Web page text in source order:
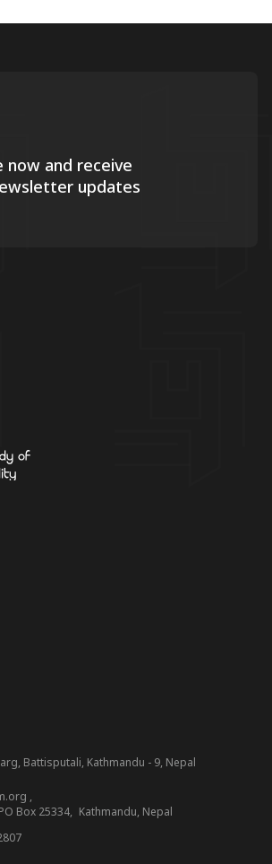
now and receive
updates
Battisputali, Kathmandu - 9, Nepal
,
Box 25334, Kathmandu, Nepal